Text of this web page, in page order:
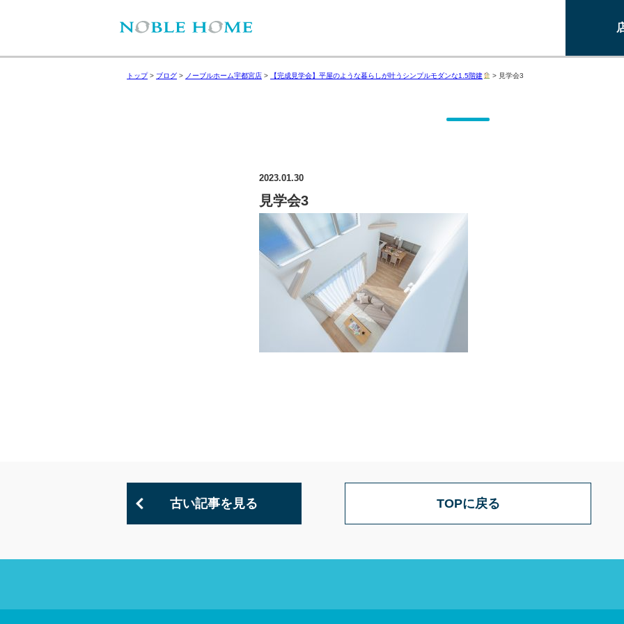
トップ> ブログ > ノーブルホーム宇都宮店 > 【完成見学会】平屋のような暮らしが叶うシンプルモダンな1.5階建 > 見学会3
2023.01.30
見学会3
古い記事を見る TOPに戻る